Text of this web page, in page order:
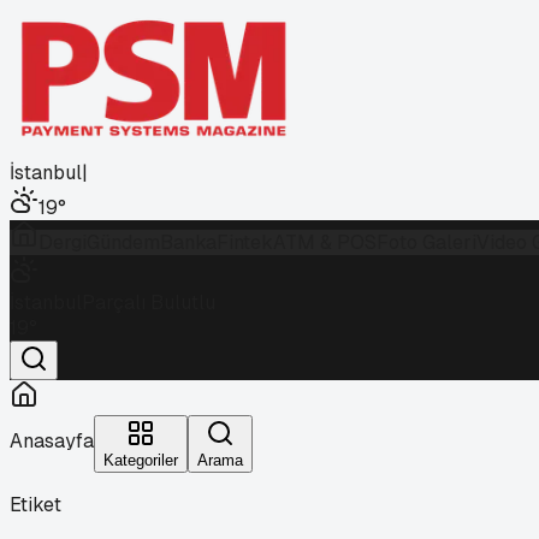
İstanbul|
19°
Anasayfa
Kategoriler Arama
Etiket